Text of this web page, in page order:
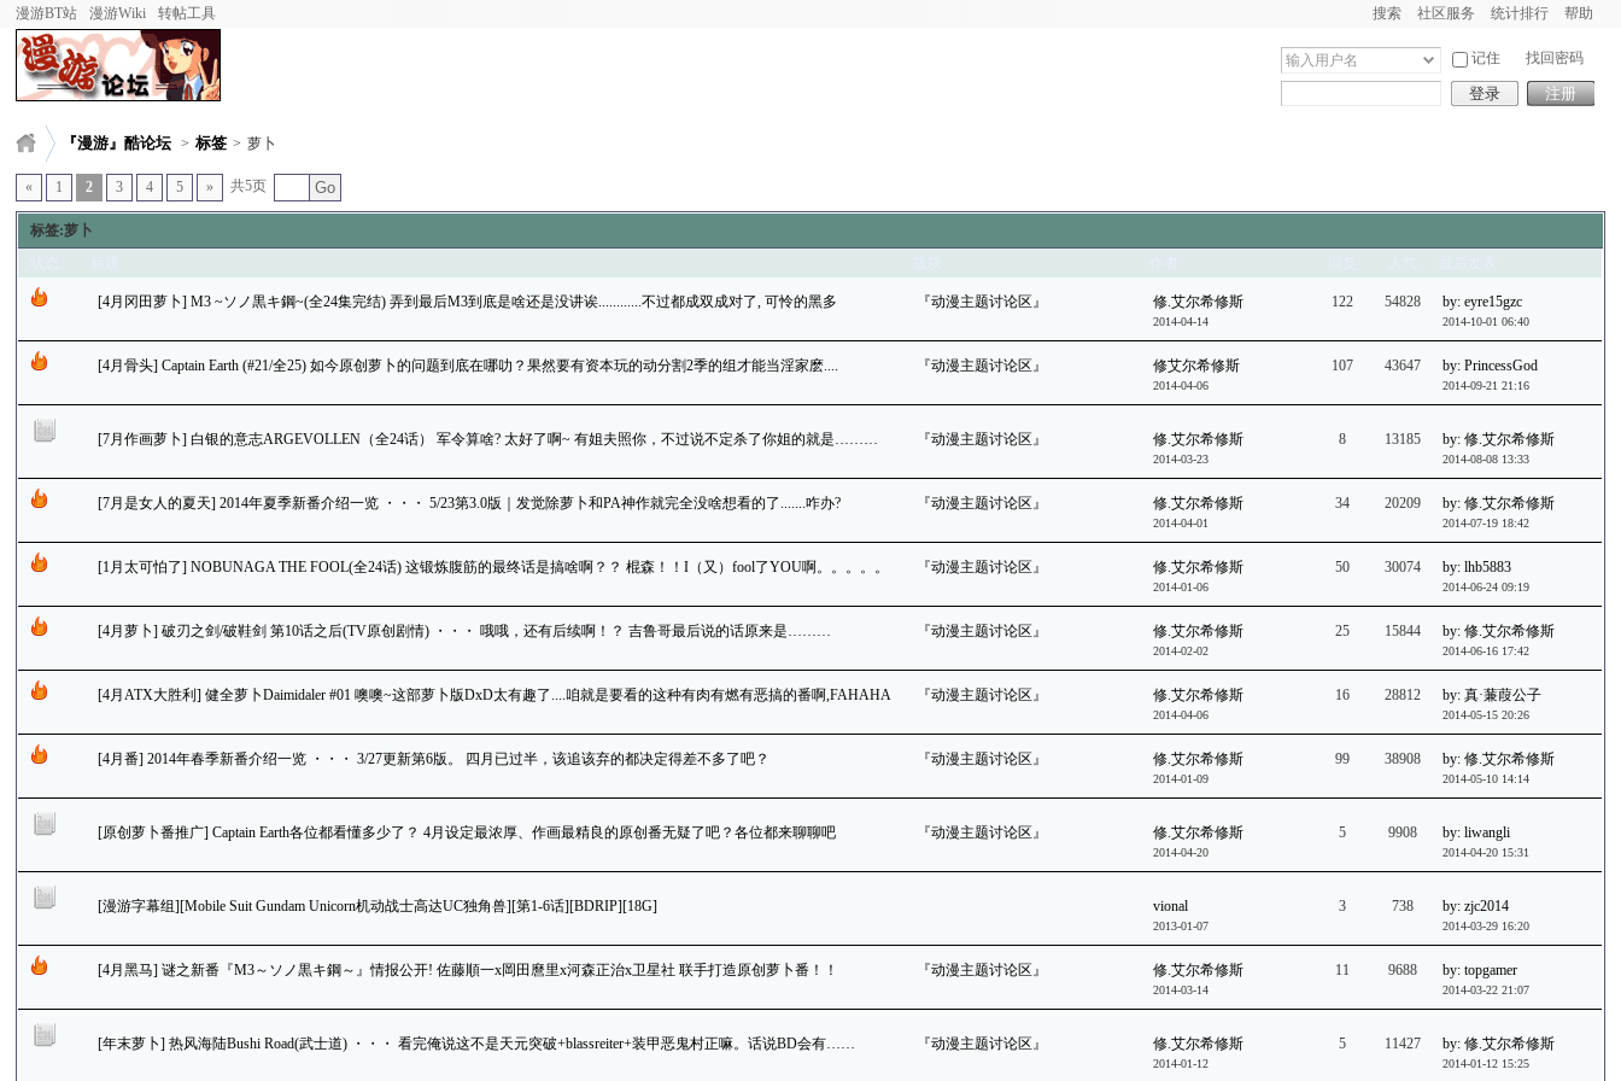
搜索 社区服务 统计排行 帮助
漫游BT站 漫游Wiki 转帖工具
记住 找回密码
登录 注册
『漫游』酷论坛 > 标签 > 萝卜
« 1 2 3 4 5 » 共5页 Go
标签:萝卜
[4月冈田萝卜] M3 ~ソノ黒キ鋼~(全24集完结) 弄到最后M3到底是啥还是没讲诶............不过都成双成对了, 可怜的黑多 『动漫主题讨论区』 修.艾尔希修斯
2014-04-14
122 54828 by: eyre15gzc
2014-10-01 06:40
[4月骨头] Captain Earth (#21/全25) 如今原创萝卜的问题到底在哪叻？果然要有资本玩的动分割2季的组才能当淫家麽.... 『动漫主题讨论区』 修艾尔希修斯
2014-04-06
107 43647 by: PrincessGod
2014-09-21 21:16
[7月作画萝卜] 白银的意志ARGEVOLLEN（全24话） 军令算啥? 太好了啊~ 有姐夫照你，不过说不定杀了你姐的就是……… 『动漫主题讨论区』 修.艾尔希修斯
2014-03-23
8 13185 by: 修.艾尔希修斯
2014-08-08 13:33
[7月是女人的夏天] 2014年夏季新番介绍一览 ・・・ 5/23第3.0版｜发觉除萝卜和PA神作就完全没啥想看的了.......咋办? 『动漫主题讨论区』 修.艾尔希修斯
2014-04-01
34 20209 by: 修.艾尔希修斯
2014-07-19 18:42
[1月太可怕了] NOBUNAGA THE FOOL(全24话) 这锻炼腹筋的最终话是搞啥啊？？ 棍森！！I（又）fool了YOU啊。。。。。
『动漫主题讨论区』 修.艾尔希修斯
2014-01-06
50 30074 by: lhb5883
2014-06-24 09:19
[4月萝卜] 破刃之剑/破鞋剑 第10话之后(TV原创剧情) ・・・ 哦哦，还有后续啊！？ 吉鲁哥最后说的话原来是……… 『动漫主题讨论区』 修.艾尔希修斯
2014-02-02
25 15844 by: 修.艾尔希修斯
2014-06-16 17:42
[4月ATX大胜利] 健全萝卜Daimidaler #01 噢噢~这部萝卜版DxD太有趣了....咱就是要看的这种有肉有燃有恶搞的番啊,FAHAHA
『动漫主题讨论区』 修.艾尔希修斯
2014-04-06
16 28812 by: 真·蒹葭公子
2014-05-15 20:26
[4月番] 2014年春季新番介绍一览 ・・・ 3/27更新第6版。 四月已过半，该追该弃的都决定得差不多了吧？ 『动漫主题讨论区』 修.艾尔希修斯
2014-01-09
99 38908 by: 修.艾尔希修斯
2014-05-10 14:14
[原创萝卜番推广] Captain Earth各位都看懂多少了？ 4月设定最浓厚、作画最精良的原创番无疑了吧？各位都来聊聊吧 『动漫主题讨论区』 修.艾尔希修斯
2014-04-20
5 9908 by: liwangli
2014-04-20 15:31
[漫游字幕组][Mobile Suit Gundam Unicorn机动战士高达UC独角兽][第1-6话][BDRIP][18G] vional
2013-01-07
3 738 by: zjc2014
2014-03-29 16:20
[4月黑马] 谜之新番『M3～ソノ黒キ鋼～』情报公开! 佐藤順一x岡田麿里x河森正治x卫星社 联手打造原创萝卜番！！ 『动漫主题讨论区』 修.艾尔希修斯
2014-03-14
11 9688 by: topgamer
2014-03-22 21:07
[年末萝卜] 热风海陆Bushi Road(武士道) ・・・ 看完俺说这不是天元突破+blassreiter+装甲恶鬼村正嘛。话说BD会有…… 『动漫主题讨论区』 修.艾尔希修斯
2014-01-12
5 11427 by: 修.艾尔希修斯
2014-01-12 15:25